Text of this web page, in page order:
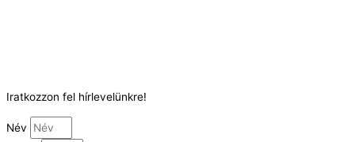
Iratkozzon fel hírlevelünkre!
Név